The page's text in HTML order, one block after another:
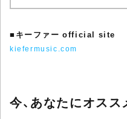
■ キーファー official site
kiefermusic.com
今、あなたにオスス